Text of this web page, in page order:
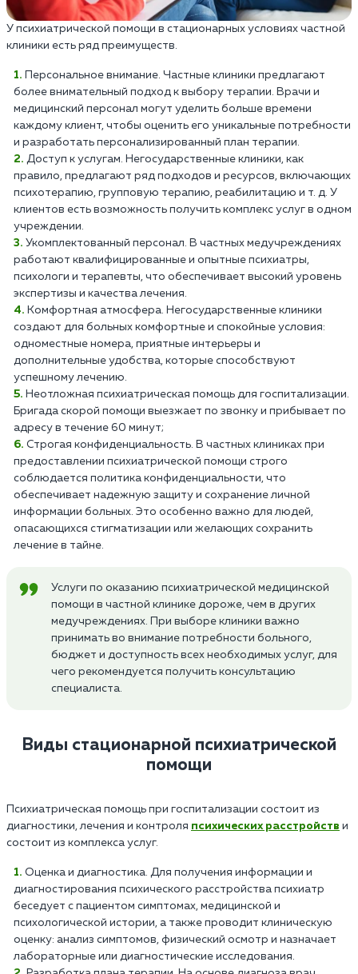
У психиатрической помощи в стационарных условиях частной
клиники есть ряд преимуществ.
Персональное внимание. Частные клиники предлагают
более внимательный подход к выбору терапии. Врачи и
медицинский персонал могут уделить больше времени
каждому клиент, чтобы оценить его уникальные потребности
и разработать персонализированный план терапии.
Доступ к услугам. Негосударственные клиники, как
правило, предлагают ряд подходов и ресурсов, включающих
психотерапию, групповую терапию, реабилитацию и т. д. У
клиентов есть возможность получить комплекс услуг в одном
учреждении.
Укомплектованный персонал. В частных медучреждениях
работают квалифицированные и опытные психиатры,
психологи и терапевты, что обеспечивает высокий уровень
экспертизы и качества лечения.
Комфортная атмосфера. Негосударственные клиники
создают для больных комфортные и спокойные условия:
одноместные номера, приятные интерьеры и
дополнительные удобства, которые способствуют
успешному лечению.
Неотложная психиатрическая помощь для госпитализации.
Бригада скорой помощи выезжает по звонку и прибывает по
адресу в течение 60 минут;
Строгая конфиденциальность. В частных клиниках при
предоставлении психиатрической помощи строго
соблюдается политика конфиденциальности, что
обеспечивает надежную защиту и сохранение личной
информации больных. Это особенно важно для людей,
опасающихся стигматизации или желающих сохранить
лечение в тайне.
Услуги по оказанию психиатрической медицинской
помощи в частной клинике дороже, чем в других
медучреждениях. При выборе клиники важно
принимать во внимание потребности больного,
бюджет и доступность всех необходимых услуг, для
чего рекомендуется получить консультацию
специалиста.
Виды стационарной психиатрической
помощи
Психиатрическая помощь при госпитализации состоит из
диагностики, лечения и контроля психических расстройств и
состоит из комплекса услуг.
Оценка и диагностика. Для получения информации и
диагностирования психического расстройства психиатр
беседует с пациентом симптомах, медицинской и
психологической истории, а также проводит клиническую
оценку: анализ симптомов, физический осмотр и назначает
лабораторные или диагностические исследования.